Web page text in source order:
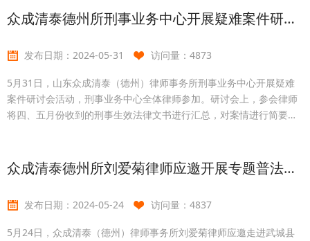
困境儿童送去了启航梦想加油包、节日蛋糕、书籍等六一礼物和节日
祝福。活动中，艾潇瑞律师和孩子交流心声，详细地了解了他们的学
众成清泰德州所刑事业务中心开展疑难案件研讨会活动
发布日期： 2024-05-31 访问量： 4873
5月31日，山东众成清泰（德州）律师事务所刑事业务中心开展疑难
案件研讨会活动，刑事业务中心全体律师参加。研讨会上，参会律师
将四、五月份收到的刑事生效法律文书进行汇总，对案情进行简要陈
重点探讨。此外，参会律师围绕非法经营罪、开设赌场罪、盗窃罪、
危险驾驶罪等罪名，结合罪名解析、量刑标准、行为类型等多个角度
众成清泰德州所刘爱菊律师应邀开展专题普法讲座
发布日期： 2024-05-24 访问量： 4837
5月24日，众成清泰（德州）律师事务所刘爱菊律师应邀走进武城县